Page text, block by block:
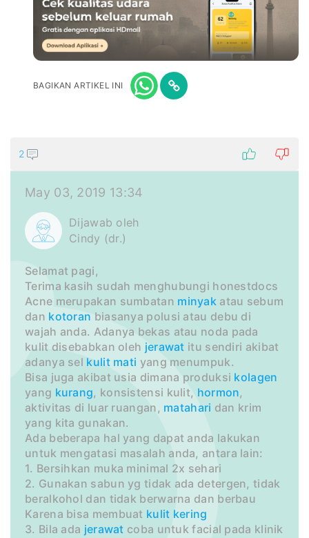
BAGIKAN ARTIKEL INI
2
May 03, 2019 13:34
Dijawab oleh
Cindy (dr.)
Selamat pagi,
Terima kasih sudah menghubungi honestdocs
Acne merupakan sumbatan minyak atau sebum
dan kotoran biasanya polusi atau debu di
wajah anda. Adanya bekas atau noda pada
kulit disebabkan oleh jerawat itu sendiri akibat
adanya sel kulit mati yang menumpuk.
Bisa juga akibat usia dimana produksi kolagen
yang kurang, konsistensi kulit, hormon,
aktivitas di luar ruangan, matahari dan krim
yang kita gunakan.
Ada beberapa hal yang dapat anda lakukan
untuk mengatasi masalah anda, antara lain:
1. Bersihkan muka minimal 2x sehari
2. Gunakan sabun yg tidak ada detergen, tidak
beralkohol dan tidak berwarna dan berbau
Karena bisa membuat kulit kering
3. Bila ada jerawat coba untuk facial pada klinik